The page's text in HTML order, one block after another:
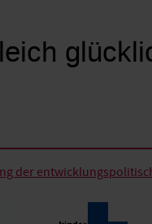
der